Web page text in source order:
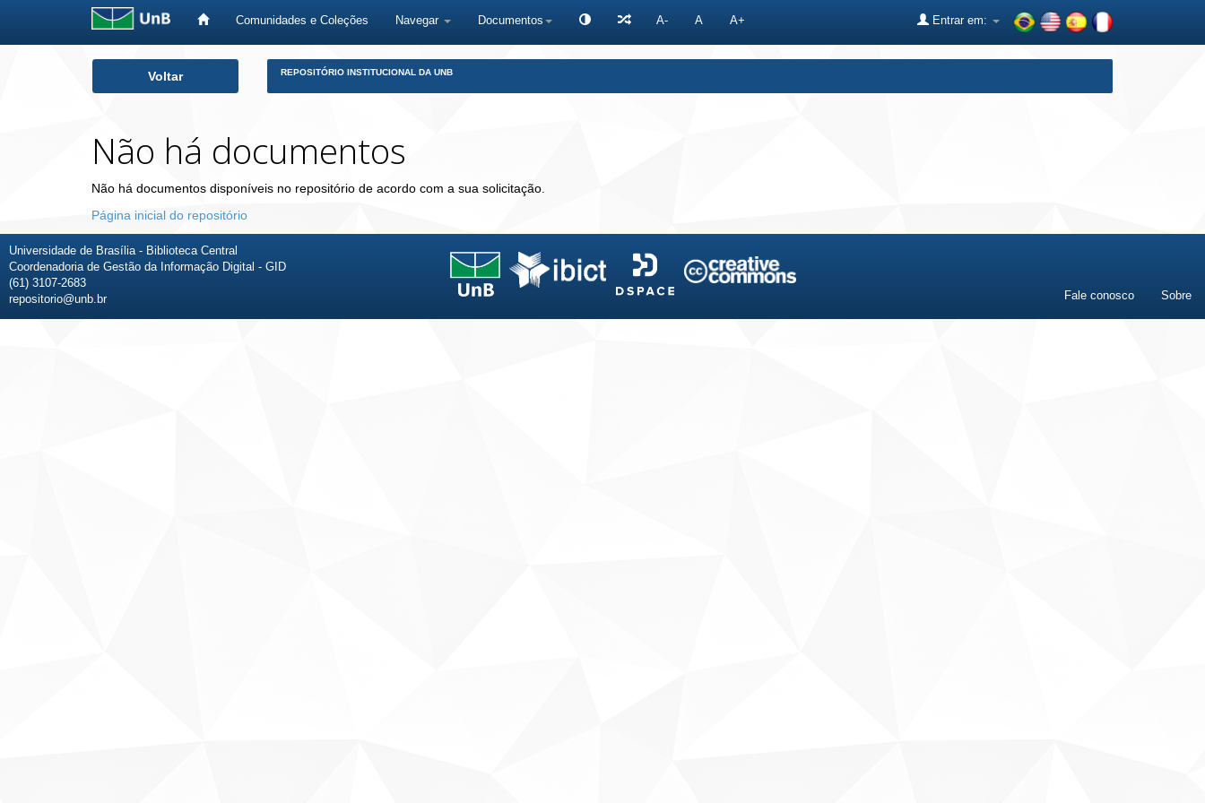
Comunidades e Coleções Navegar Documentos A- A A+ Entrar em:
Voltar REPOSITÓRIO INSTITUCIONAL DA UNB
Não há documentos
Não há documentos disponíveis no repositório de acordo com a sua solicitação.
Página inicial do repositório
Universidade de Brasília - Biblioteca Central
Coordenadoria de Gestão da Informação Digital - GID
(61) 3107-2683
repositorio@unb.br
Fale conosco Sobre